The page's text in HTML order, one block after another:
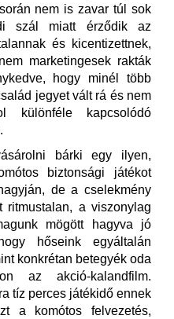
nem is zavar túl sok
szál miatt érződik az
és kicentizettnek,
marketingesek rakták
hogy minél több
jegyet vált rá és nem
különféle kapcsolódó
bárki egy ilyen,
biztonsági játékot
de a cselekmény
ritmustalan, a viszonylag
mögött hagyva jó
hőseink egyáltalán
konkrétan betegyék oda
az akció-kalandfilm.
tíz perces játékidő ennek
a komótos felvezetés,